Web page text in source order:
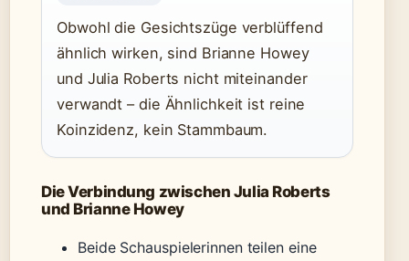
Obwohl die Gesichtszüge verblüffend
ähnlich wirken, sind Brianne Howey
und Julia Roberts nicht miteinander
verwandt – die Ähnlichkeit ist reine
Koinzidenz, kein Stammbaum.
Die Verbindung zwischen Julia Roberts
und Brianne Howey
Beide Schauspielerinnen teilen eine